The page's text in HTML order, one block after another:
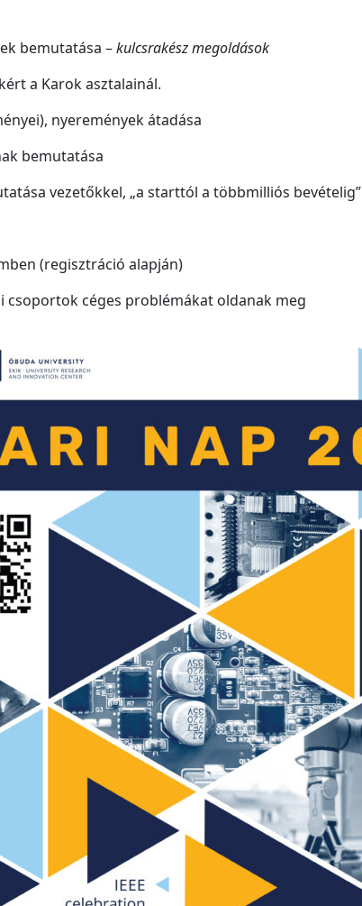
bemutatása –kulcsrakész megoldások
a Karok asztalainál.
nyeremények átadása
bemutatása
vezetőkkel, „a starttól a többmilliós bevételig”
(regisztráció alapján)
csoportok céges problémákat oldanak meg